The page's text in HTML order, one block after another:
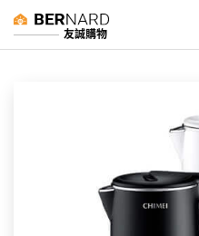
友誠購物